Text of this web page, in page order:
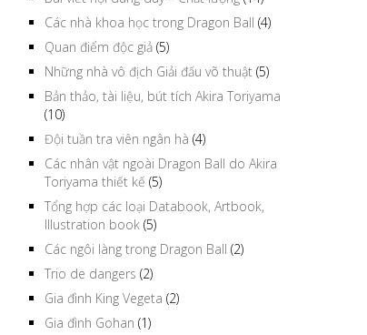
Các nhà khoa học trong Dragon Ball (4)
Quan điểm độc giả (5)
Những nhà vô địch Giải đấu võ thuật (5)
Bản thảo, tài liệu, bút tích Akira Toriyama
(10)
Đội tuần tra viên ngân hà (4)
Các nhân vật ngoài Dragon Ball do Akira
Toriyama thiết kế (5)
Tổng hợp các loại Databook, Artbook,
Illustration book (5)
Các ngôi làng trong Dragon Ball (2)
Trio de dangers (2)
Gia đình King Vegeta (2)
Gia đình Gohan (1)